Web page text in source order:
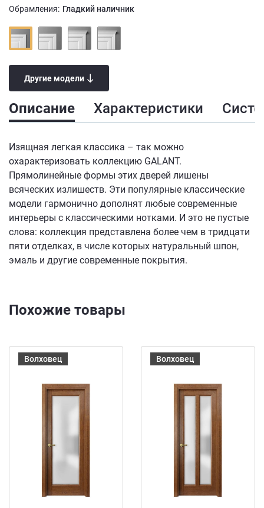
Описание Характеристики
Изящная легкая классика – так можно
охарактеризовать коллекцию GALANT.
Прямолинейные формы этих дверей лишены
всяческих излишеств. Эти популярные классические
модели гармонично дополнят любые современные
интерьеры с классическими нотками. И это не пустые
слова: коллекция представлена более чем в тридцати
пяти отделках, в числе которых натуральный шпон,
эмаль и другие современные покрытия.
Обрамления: Гладкий наличник
Другие модели
Похожие товары
Волховец Волховец